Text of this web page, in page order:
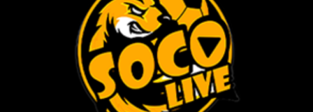
Thế
Giới
2026